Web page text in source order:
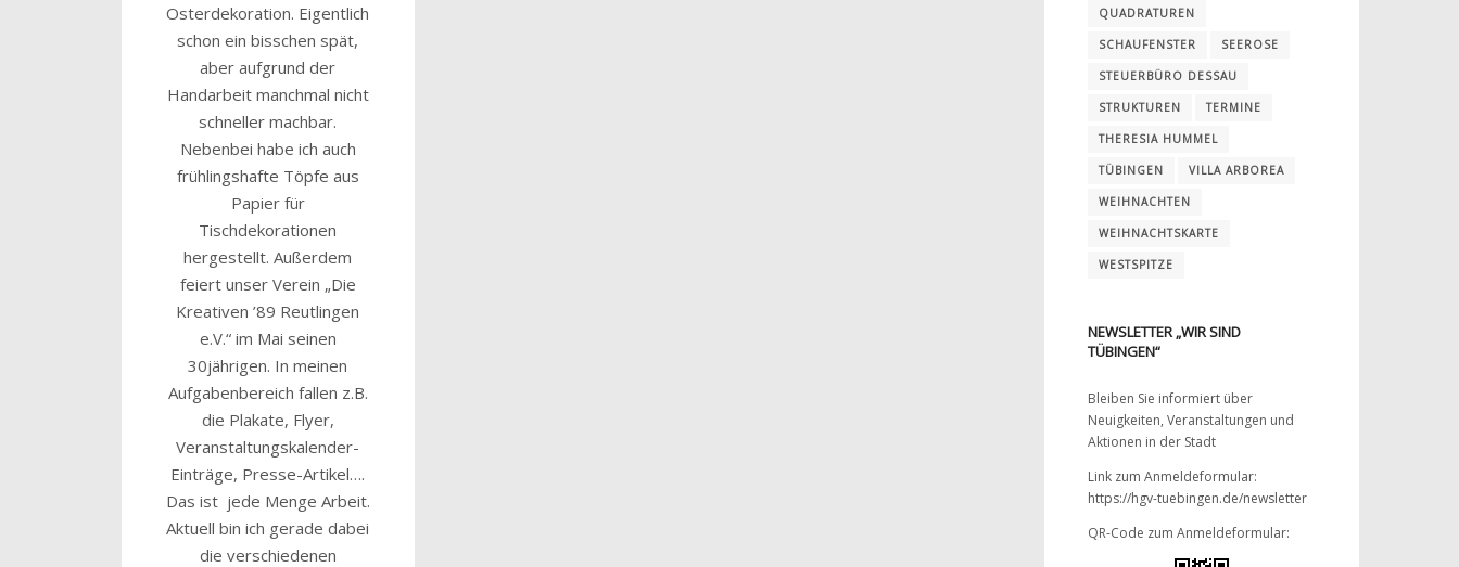
Osterdekoration. Eigentlich
schon ein bisschen spät,
aber aufgrund der
Handarbeit manchmal nicht
schneller machbar.
Nebenbei habe ich auch
frühlingshafte Töpfe aus
Papier für
Tischdekorationen
hergestellt. Außerdem
feiert unser Verein „Die
Kreativen ’89 Reutlingen
e.V.“ im Mai seinen
30jährigen. In meinen
Aufgabenbereich fallen z.B.
die Plakate, Flyer,
Veranstaltungskalender-
Einträge, Presse-Artikel….
Das ist jede Menge Arbeit.
Aktuell bin ich gerade dabei
die verschiedenen
QUADRATUREN
SCHAUFENSTER SEEROSE
STEUERBÜRO DESSAU
STRUKTUREN TERMINE
THERESIA HUMMEL
TÜBINGEN VILLA ARBOREA
WEIHNACHTEN
WEIHNACHTSKARTE
WESTSPITZE
NEWSLETTER „WIR SIND
TÜBINGEN“
Bleiben Sie informiert über
Neuigkeiten, Veranstaltungen und
Aktionen in der Stadt
Link zum Anmeldeformular:
https://hgv-tuebingen.de/newsletter
QR-Code zum Anmeldeformular: